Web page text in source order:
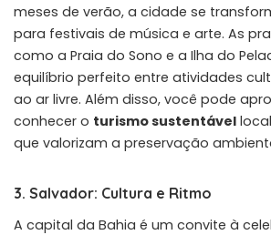
meses de verão, a cidade se
para festivais de música e arte. As
como a Praia do Sono e a Ilha do
equilíbrio perfeito entre atividades
ao ar livre. Além disso, você pode
conhecer o turismo sustentável
que valorizam a preservação
3. Salvador: Cultura e Ritmo
A capital da Bahia é um convite à